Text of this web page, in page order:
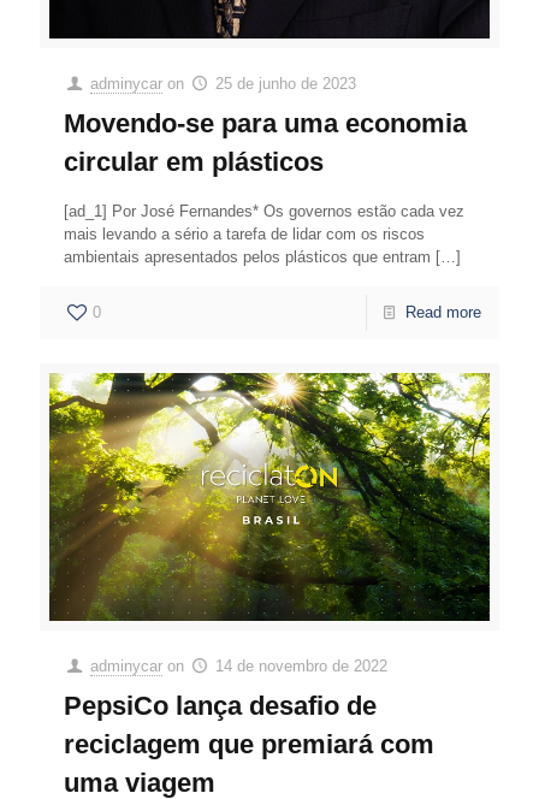
adminycar on 25 de junho de 2023
Movendo-se para uma economia
circular em plásticos
[ad_1] Por José Fernandes* Os governos estão cada vez
mais levando a sério a tarefa de lidar com os riscos
ambientais apresentados pelos plásticos que entram […]
0 Read more
adminycar on 14 de novembro de 2022
PepsiCo lança desafio de
reciclagem que premiará com
uma viagem